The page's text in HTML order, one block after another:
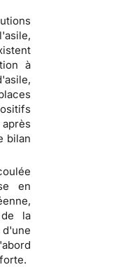
à
bilan
en
la